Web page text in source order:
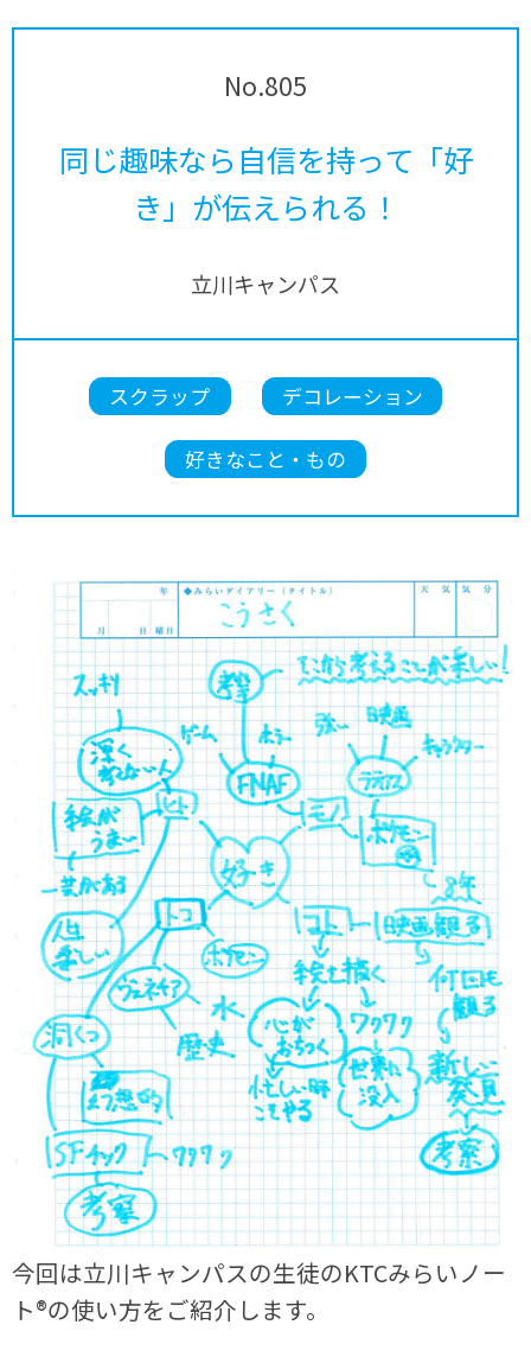
No.805
同じ趣味なら自信を持って「好
き」が伝えられる！
立川キャンパス
スクラップ デコレーション
好きなこと・もの
今回は立川キャンパスの生徒のKTCみらいノー
ト®の使い方をご紹介します。